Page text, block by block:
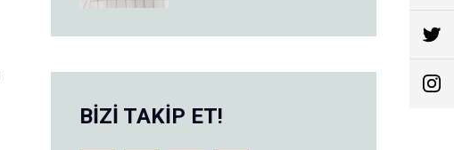
BİZİ TAKİP ET!